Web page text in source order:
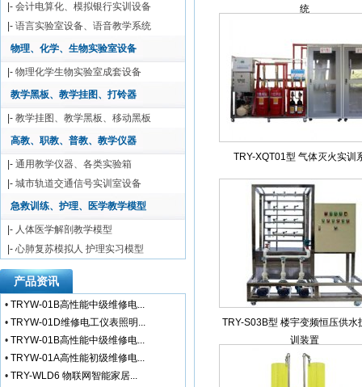
统
TRY-XQT01型 气体灭火实训
TRY-S03B型 楼宇变频恒压供水
训装置
|- 会计电算化、模拟银行实训设备
|- 语言实验室设备、语音教学系统
物理、化学、生物实验室设备
|- 物理化学生物实验室成套设备
教学黑板、教学挂图、打铃器
|- 教学挂图、教学黑板、移动黑板
高教、职教、普教、教学仪器
|- 通用教学仪器、各类实验箱
|- 城市轨道交通信号实训室设备
急救训练、护理、医学教学模型
|- 人体医学解剖教学模型
|- 心肺复苏模拟人 护理实习模型
产品资讯
• TRYW-01B高性能中级维修电...
• TRYW-01D维修电工仪表照明...
• TRYW-01B高性能中级维修电...
• TRYW-01A高性能初级维修电...
• TRY-WLD6 物联网智能家居...